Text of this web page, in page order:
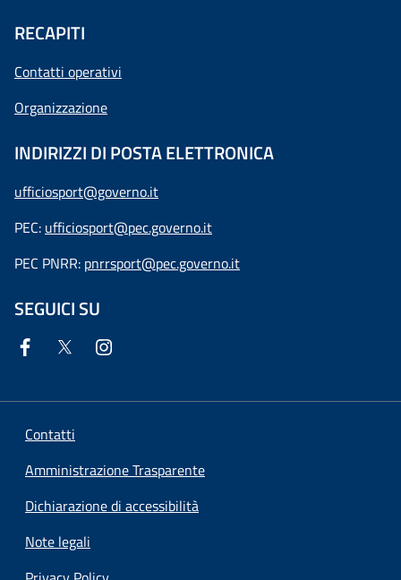
RECAPITI
Contatti operativi
Organizzazione
INDIRIZZI DI POSTA ELETTRONICA
ufficiosport@governo.it
PEC: ufficiosport@pec.governo.it
PEC PNRR: pnrrsport@pec.governo.it
SEGUICI SU
Contatti
Amministrazione Trasparente
Dichiarazione di accessibilità
Note legali